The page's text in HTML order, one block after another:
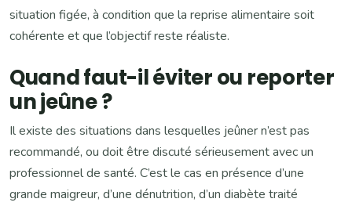
situation figée, à condition que la reprise alimentaire soit
cohérente et que l’objectif reste réaliste.
Quand faut-il éviter ou reporter
un jeûne ?
Il existe des situations dans lesquelles jeûner n’est pas
recommandé, ou doit être discuté sérieusement avec un
professionnel de santé. C’est le cas en présence d’une
grande maigreur, d’une dénutrition, d’un diabète traité